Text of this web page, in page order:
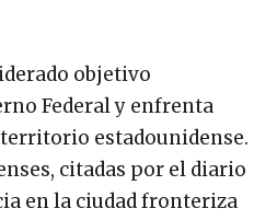
objetivo
Federal y enfrenta
estadounidense.
citadas por el diario
en la ciudad fronteriza